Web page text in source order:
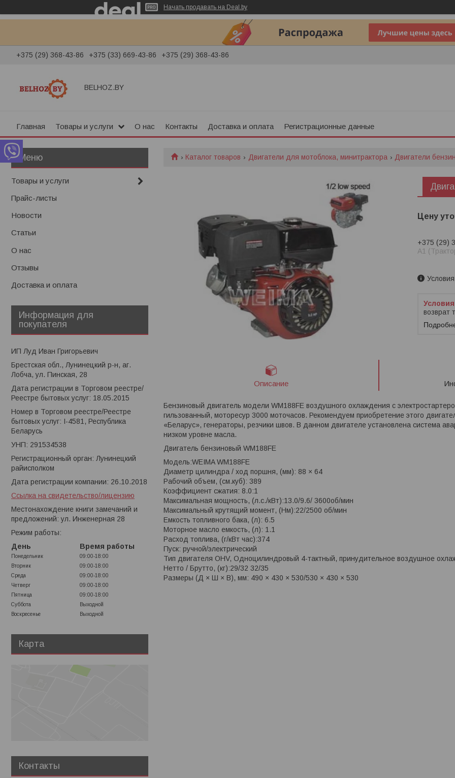
Начать продавать на Deal.by
+375 (29) 368-43-86 +375 (33) 669-43-86 +375 (29) 368-43-86
BELHOZ.BY
Главная Товары и услуги О нас Контакты Доставка и оплата Регистрационные данные
Каталог товаров Двигатели для мотоблока, минитрактора Двигатели
Цену
+375 (29)
A1
возврат
Описание
Бензиновый двигатель модели WM188FE воздушного охлаждения с
гильзованный, моторесур 3000 моточасов. Рекомендуем приобретение этого
«Беларус», генераторы, резчики швов. В данном двигателе установлена система
низком уровне масла.
Двигатель бензиновый WM188FE
Модель:WEIMA WM188FE
Диаметр цилиндра / ход поршня, (мм): 88 × 64
Рабочий объем, (см.куб): 389
Коэффициент сжатия: 8.0:1
Максимальная мощность, (л.с./кВт):13.0/9.6/ 3600об/мин
Максимальный крутящий момент, (Нм):22/2500 об/мин
Емкость топливного бака, (л): 6.5
Моторное масло емкость, (л): 1.1
Расход топлива, (г/кВт час):374
Пуск: ручной/электрический
Тип двигателя OHV, Одноцилиндровый 4-тактный, принудительное воздушное
Нетто / Брутто, (кг):29/32 32/35
Размеры (Д × Ш × В), мм: 490 × 430 × 530/530 × 430 × 530
Товары и услуги
Прайс-листы
Новости
Статьи
О нас
Отзывы
Доставка и оплата
Информация для
покупателя
ИП Луд Иван Григорьевич
Брестская обл., Лунинецкий р-н, аг.
Лобча, ул. Пинская, 28
Дата регистрации в Торговом реестре/
Реестре бытовых услуг: 18.05.2015
Номер в Торговом реестре/Реестре
бытовых услуг: I-4581, Республика
Беларусь
УНП: 291534538
Регистрационный орган: Лунинецкий
райисполком
Дата регистрации компании: 26.10.2018
Ссылка на свидетельство/лицензию
Местонахождение книги замечаний и
предложений: ул. Инженерная 28
Режим работы:
День
Время работы
Понедельник
09:00-18:00
Вторник
09:00-18:00
Среда
09:00-18:00
Четверг
09:00-18:00
Пятница
09:00-18:00
Суббота
Выходной
Воскресенье
Выходной
Карта
Контакты